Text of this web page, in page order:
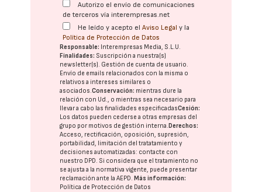
Autorizo el envío de comunicaciones
de terceros vía interempresas.net
He leído y acepto elAviso Legal y la
Política de Protección de Datos
Responsable: Interempresas Media, S.L.U.
Finalidades: Suscripción a nuestra(s)
newsletter(s). Gestión de cuenta de usuario.
Envío de emails relacionados con la misma o
relativos a intereses similares o
asociados.Conservación: mientras dure la
relación con Ud., o mientras sea necesario para
llevar a cabo las finalidades especificadasCesión:
Los datos pueden cederse a otras empresas del
grupo por motivos de gestión interna. Derechos:
Acceso, rectificación, oposición, supresión,
portabilidad, limitación del tratatamiento y
decisiones automatizadas: contacte con
nuestro DPD. Si considera que el tratamiento no
se ajusta a la normativa vigente, puede presentar
reclamación ante laAEPD. Más información:
Política de Protección de Datos